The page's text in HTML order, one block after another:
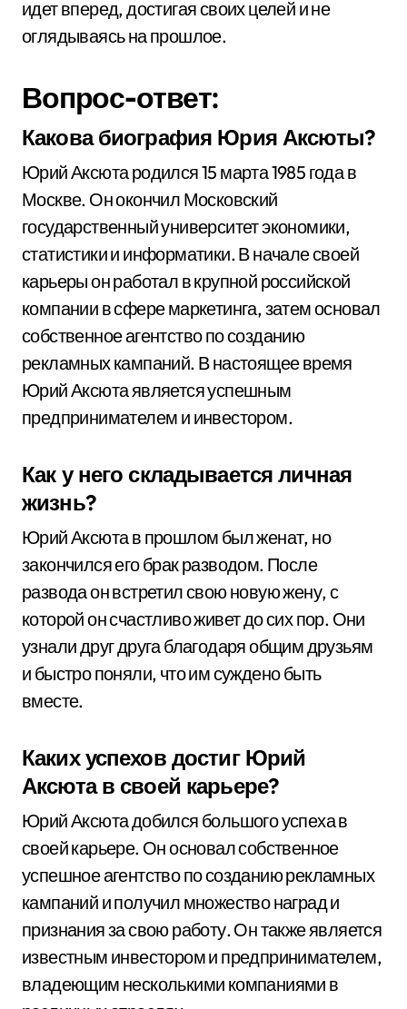
идет вперед, достигая своих целей и не
оглядываясь на прошлое.
Вопрос-ответ:
Какова биография Юрия Аксюты?
Юрий Аксюта родился 15 марта 1985 года в
Москве. Он окончил Московский
государственный университет экономики,
статистики и информатики. В начале своей
карьеры он работал в крупной российской
компании в сфере маркетинга, затем основал
собственное агентство по созданию
рекламных кампаний. В настоящее время
Юрий Аксюта является успешным
предпринимателем и инвестором.
Как у него складывается личная
жизнь?
Юрий Аксюта в прошлом был женат, но
закончился его брак разводом. После
развода он встретил свою новую жену, с
которой он счастливо живет до сих пор. Они
узнали друг друга благодаря общим друзьям
и быстро поняли, что им суждено быть
вместе.
Каких успехов достиг Юрий
Аксюта в своей карьере?
Юрий Аксюта добился большого успеха в
своей карьере. Он основал собственное
успешное агентство по созданию рекламных
кампаний и получил множество наград и
признания за свою работу. Он также является
известным инвестором и предпринимателем,
владеющим несколькими компаниями в